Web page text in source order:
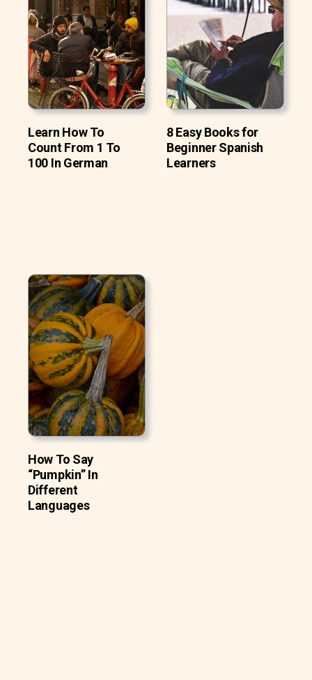
Learn How To
Count From 1 To
100 In German
8 Easy Books for
Beginner Spanish
Learners
How To Say
“Pumpkin” In
Different
Languages